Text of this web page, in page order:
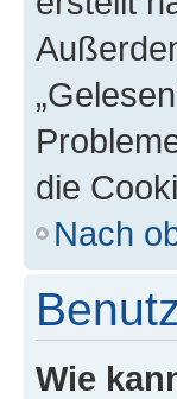
die
Nach
Wie